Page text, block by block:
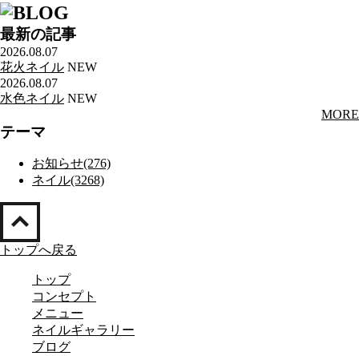
最新の記事
2026.08.07
花火ネイル NEW
2026.08.07
水色ネイル NEW
MORE
テーマ
お知らせ(276)
ネイル(3268)
トップへ戻る
トップ
コンセプト
メニュー
ネイルギャラリー
ブログ